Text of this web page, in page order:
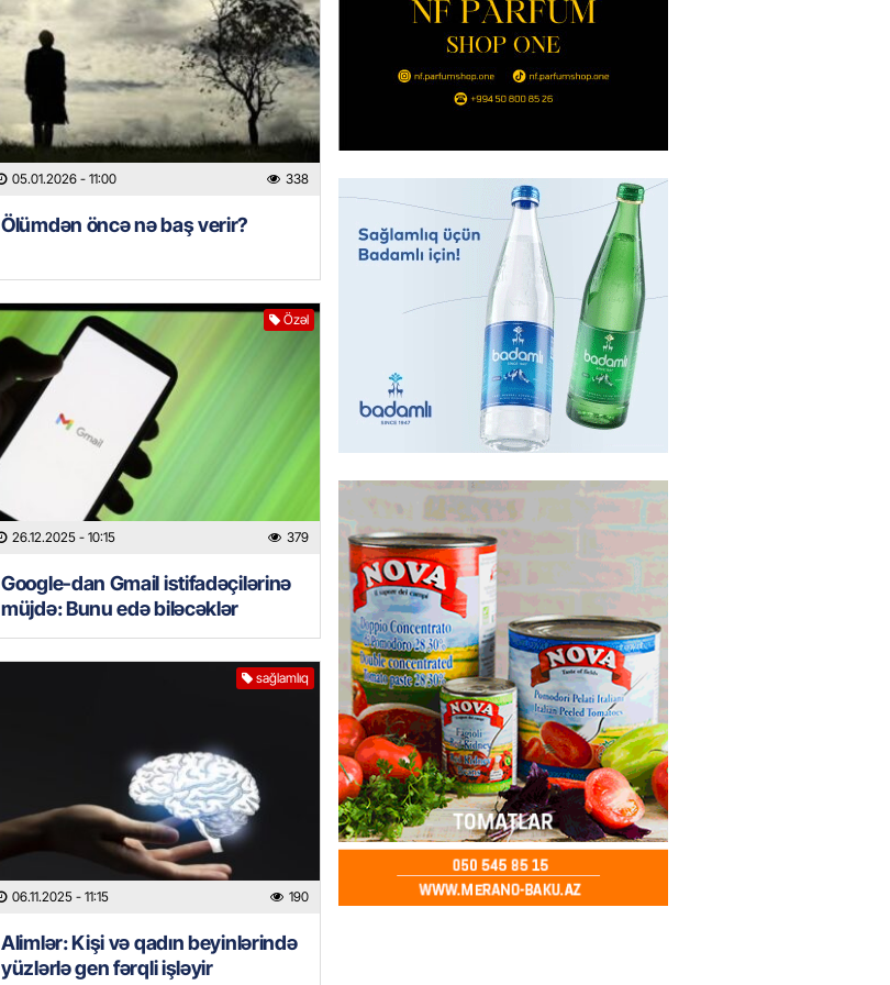
05.01.2026 - 11:00 338
Ölümdən öncə nə baş verir?
Özəl
26.12.2025 - 10:15 379
Google-dan Gmail istifadəçilərinə
müjdə: Bunu edə biləcəklər
sağlamlıq
06.11.2025 - 11:15 190
Alimlər: Kişi və qadın beyinlərində
yüzlərlə gen fərqli işləyir
95 yaşlı qadının milyonluq mirası ilə
bağlı qalmaqal: 546 min manatı 20
günə xərclədilər
07.08.2026- 17:15
07.08.2026 297
GÜNDƏM
Ülviyyə İlyasova fəhləyə borclu qalıb?
07.08.2026- 16:45 295
“Birgə Strateji Müdafiə Sazişi”nin
əhəmiyyəti nədir? -ŞƏRH
Albaniya klubuna keçən Kamil
“Liverpul”da oynamaq istəyir
07.08.2026- 16:15 268
HADISƏ
Tovuzda qadın qətlə yetirildi – Şübhəli
qardaşı oğludur
07.08.2026- 16:00 253
GÜNDƏM
Türkiyədə 37,6 milyon, Rusiyada 16,7
milyon – Azərbaycanlıların yemək
xərcləri
07.08.2026- 15:45